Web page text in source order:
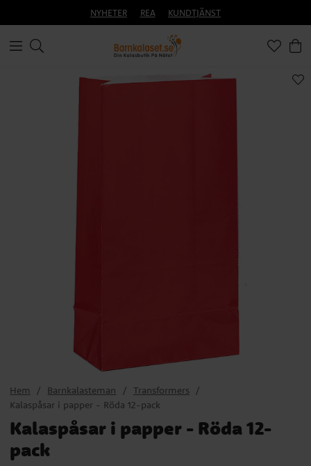
NYHETER REA KUNDTJÄNST
Hem Barnkalasteman
Transformers
Kalaspåsar i papper - Röda 12-pack
Kalaspåsar i papper - Röda 12-
pack